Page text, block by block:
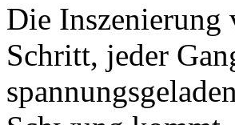
Die Inszenierung
Schritt, jeder